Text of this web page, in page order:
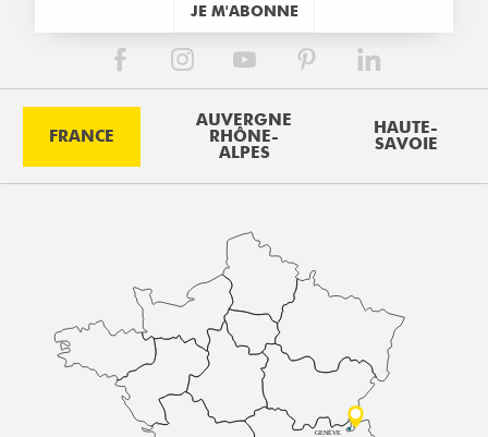
JE M'ABONNE
FRANCE
AUVERGNE
RHÔNE-
ALPES
HAUTE-
SAVOIE
GENÈVE